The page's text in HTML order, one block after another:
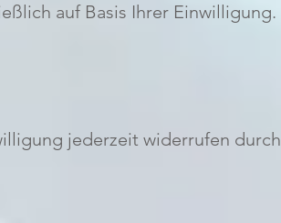
auf Basis Ihrer Einwilligung.
jederzeit widerrufen durch